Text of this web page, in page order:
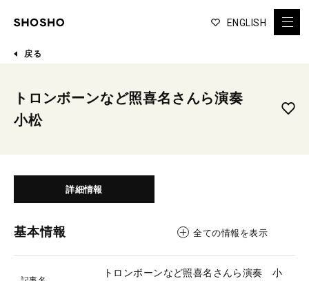
ENGLISH
戻る
トロンボーンなど照喜名さんら演奏
小松
詳細情報
基本情報 全ての情報を表示
トロンボーンなど照喜名さんら演奏 小